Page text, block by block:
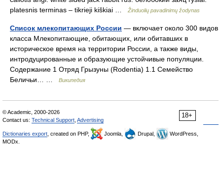
platesnis terminas – tikrieji kiškiai …
Žinduolių pavadinimų žodynas
Список млекопитающих России — включает около 300 видов
класса Млекопитающие, обитающих, или обитавших в
историческое время на территории России, а также виды,
интродуцированные и образующие устойчивые популяции.
Содержание 1 Отряд Грызуны (Rodentia) 1.1 Семейство
Беличьи… …
Википедия
18+
© Academic, 2000-2026
Contact us: Technical Support Advertising
Dictionaries export , created on PHP, Joomla, Drupal,
WordPress,
MODx.